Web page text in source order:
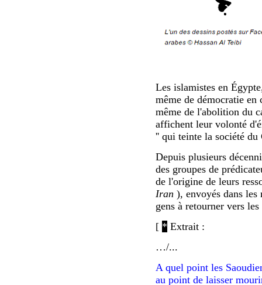
Les islamistes en
même de démocratie
même de l'abolition du
affichent leur volonté
'' qui teinte la société du
Depuis plusieurs
des groupes de
de l'origine de leurs
Iran ), envoyés dans les
gens à retourner vers
[ * Extrait :
…/...
A quel point les
au point de laisser